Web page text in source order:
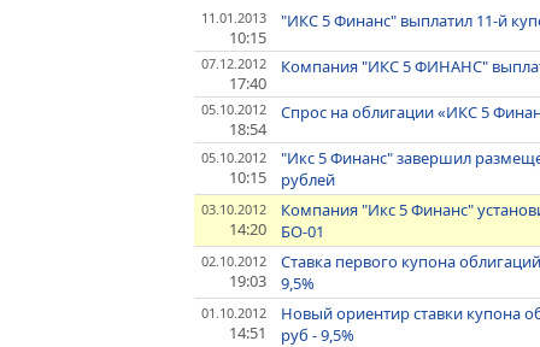
11.01.2013
10:15
"ИКС 5 Финанс" выплатил 11-й
07.12.2012
17:40
Компания "ИКС 5 ФИНАНС"
05.10.2012
18:54
Спрос на облигации «ИКС 5
05.10.2012
10:15
"Икс 5 Финанс" завершил
рублей
03.10.2012
14:20
Компания "Икс 5 Финанс"
БО-01
02.10.2012
19:03
Ставка первого купона
9,5%
01.10.2012
14:51
Новый ориентир ставки купона
руб - 9,5%